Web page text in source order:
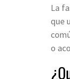
La
que
o